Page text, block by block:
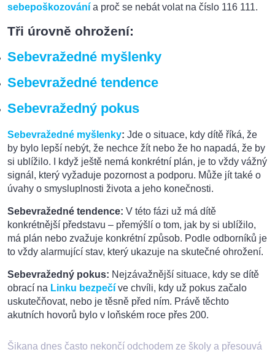
sebepoškozování a proč se nebát volat na číslo 116 111.
Tři úrovně ohrožení:
Sebevražedné myšlenky
Sebevražedné tendence
Sebevražedný pokus
Sebevražedné myšlenky: Jde o situace, kdy dítě říká, že
by bylo lepší nebýt, že nechce žít nebo že ho napadá, že by
si ublížilo. I když ještě nemá konkrétní plán, je to vždy vážný
signál, který vyžaduje pozornost a podporu. Může jít také o
úvahy o smysluplnosti života a jeho konečnosti.
Sebevražedné tendence: V této fázi už má dítě
konkrétnější představu – přemýšlí o tom, jak by si ublížilo,
má plán nebo zvažuje konkrétní způsob. Podle odborníků je
to vždy alarmující stav, který ukazuje na skutečné ohrožení.
Sebevražedný pokus: Nejzávažnější situace, kdy se dítě
obrací na Linku bezpečí ve chvíli, kdy už pokus začalo
uskutečňovat, nebo je těsně před ním. Právě těchto
akutních hovorů bylo v loňském roce přes 200.
Šikana dnes často nekončí odchodem ze školy a přesouvá